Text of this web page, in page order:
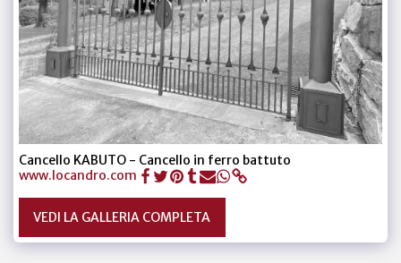
Cancello KABUTO - Cancello in ferro battuto
www.locandro.com
VEDI LA GALLERIA COMPLETA